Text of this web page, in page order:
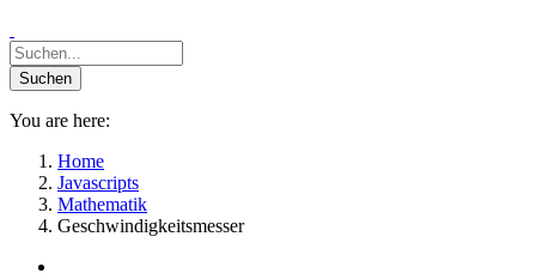
You are here:
Home
Javascripts
Mathematik
Geschwindigkeitsmesser